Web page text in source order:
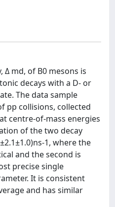
Δ md, of B0 mesons is
decays with a D- or
The data sample
pp collisions, collected
centre-of-mass energies
of the two decay
1, where the
and the second is
precise single
It is consistent
and has similar